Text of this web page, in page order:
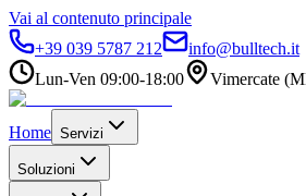
Vai al contenuto principale
+39 039 5787 212
info@bulltech.it
Lun-Ven 09:00-18:00
Vimercate
Home Servizi
Soluzioni